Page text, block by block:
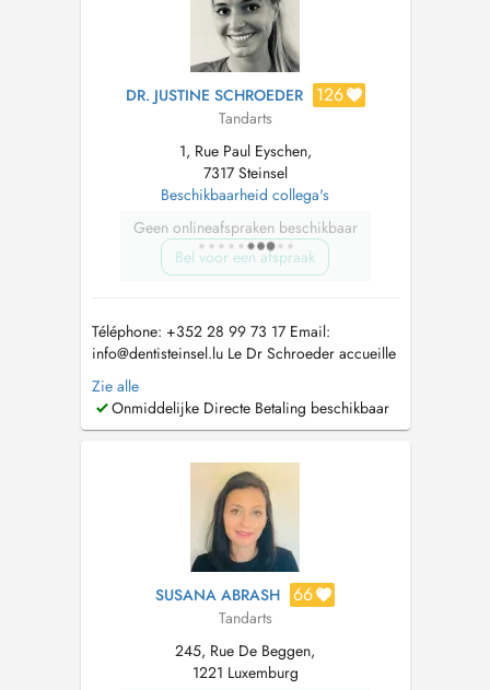
DR. JUSTINE SCHROEDER 126
Tandarts
1, Rue Paul Eyschen,
7317 Steinsel
Beschikbaarheid collega's
Geen onlineafspraken beschikbaar
Bel voor een afspraak
Téléphone: +352 28 99 73 17 Email:
info@dentisteinsel.luLe Dr Schroeder accueille
enfants et adultes au sein du cabinet pour la
prise en charge personnalisée de leurs soins
dentaires. Diplômée en chirurgie dentaire à
ans en médecine bucco-den...
Zie alle
Onmiddelijke Directe Betaling beschikbaar
SUSANA ABRASH 66
Tandarts
245, Rue De Beggen,
1221 Luxemburg